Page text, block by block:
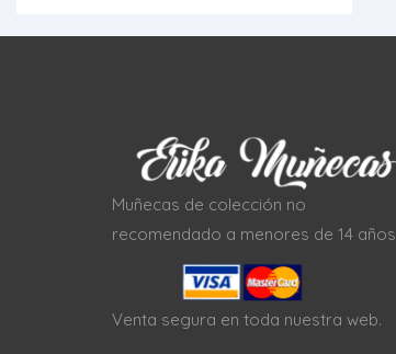
Muñecas de colección no
recomendado a menores de 14 años
Venta segura en toda nuestra web.